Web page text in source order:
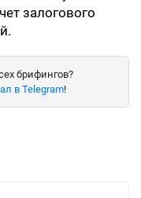
залогового
брифингов?
в Telegram!